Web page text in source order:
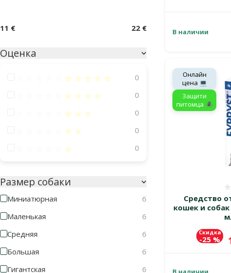
11 € 22 €
Оценка
Оценка 100%
0
Оценка 80%
0
Оценка 60%
0
Оценка 40%
0
Оценка 20%
0
Размер собаки
Миниатюрная
6
Маленькая
6
Средняя
6
Большая
6
Гигантская
6
В наличии
Средство
кошек и
Скидка
-25 %
Онлайн
цена 💻
Защити
питомца 🕷️